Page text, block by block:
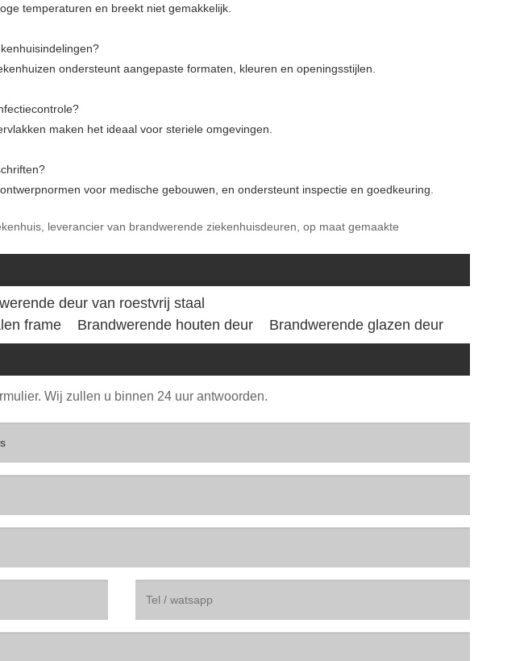
temperaturen en breekt niet gemakkelijk.
ondersteunt aangepaste formaten, kleuren en openingsstijlen.
maken het ideaal voor steriele omgevingen.
voor medische gebouwen, en ondersteunt inspectie en goedkeuring.
leverancier van brandwerende ziekenhuisdeuren, op maat gemaakte
deur van roestvrij staal
frame
Brandwerende houten deur Brandwerende glazen deur
Wij zullen u binnen 24 uur antwoorden.